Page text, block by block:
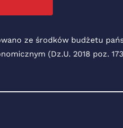
ze środków budżetu
(Dz.U. 2018 poz.